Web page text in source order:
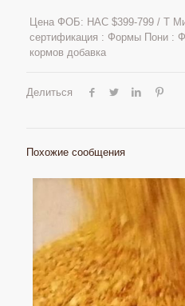
Цена ФОБ: НАС $399-799 / Т
сертификация : Формы Пони :
кормов добавка
Делиться
Похожие сообщения